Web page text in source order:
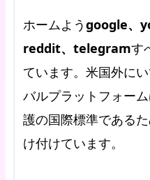
ホームよう google、
reddit、telegramす
ています。米国外に
バルプラットフォー
護の国際標準である
け付けています。